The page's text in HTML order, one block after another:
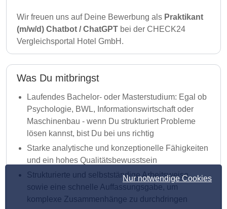
Nur notwendige Cookies
Wir freuen uns auf Deine Bewerbung als Praktikant
(m/w/d) Chatbot / ChatGPT bei der CHECK24
Vergleichsportal Hotel GmbH.
Was Du mitbringst
Laufendes Bachelor- oder Masterstudium: Egal ob
Psychologie, BWL, Informationswirtschaft oder
Maschinenbau - wenn Du strukturiert Probleme
lösen kannst, bist Du bei uns richtig
Starke analytische und konzeptionelle Fähigkeiten
und ein hohes Qualitätsbewusstsein
Strukturierte und selbstständige Arbeitsweise
sowie eine schnelle Auffassungsgabe, um
komplexe Zusammenhänge zu durchdringen